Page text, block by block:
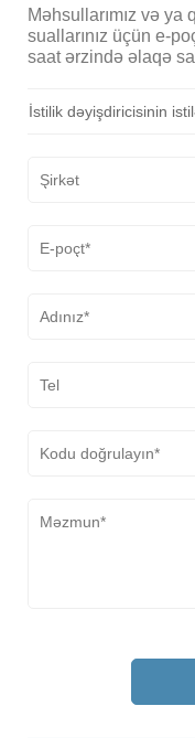
Məhsullarımız və ya
suallarınız üçün e-
saat ərzində əlaqə